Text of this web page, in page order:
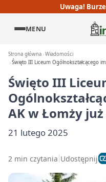
Uwaga!
MENU
Strona główna Wiadomości
Święto III Liceum Ogólnokształcącego
Święto III
AK w Łomży
21 lutego 2025
2 min czytania Udostępnij